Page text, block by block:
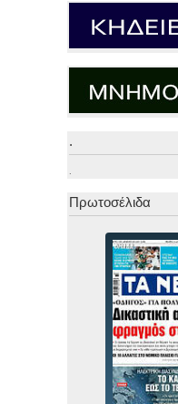
.
.
Πρωτοσέλιδα